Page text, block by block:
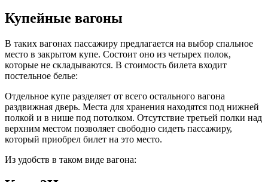
Купейные вагоны
В таких вагонах пассажиру предлагается на выбор спальное
место в закрытом купе. Состоит оно из четырех полок,
которые не складываются. В стоимость билета входит
постельное белье:
Отдельное купе разделяет от всего остального вагона
раздвижная дверь. Места для хранения находятся под нижней
полкой и в нише под потолком. Отсутствие третьей полки над
верхним местом позволяет свободно сидеть пассажиру,
который приобрел билет на это место.
Из удобств в таком виде вагона: